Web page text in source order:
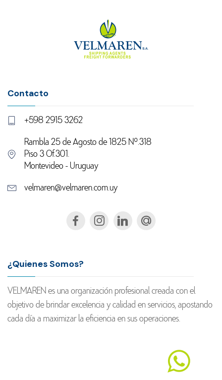
Contacto
+598 2915 3262
Rambla 25 de Agosto de 1825 Nº.318
Piso 3 Of.301.
Montevideo - Uruguay
velmaren@velmaren.com.uy
¿Quienes Somos?
VELMAREN es una organización profesional creada con el
objetivo de brindar excelencia y calidad en servicios, apostando
cada día a maximizar la eficiencia en sus operaciones.